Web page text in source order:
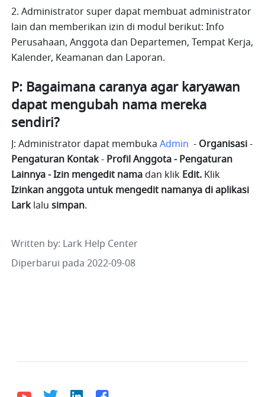
2. Administrator super dapat membuat administrator
lain dan memberikan izin di modul berikut: Info
Perusahaan, Anggota dan Departemen, Tempat Kerja,
Kalender, Keamanan dan Laporan.
P: Bagaimana caranya agar karyawan
dapat mengubah nama mereka
sendiri?
J: Administrator dapat membuka Admin - Organisasi
Pengaturan Kontak - Profil Anggota - Pengaturan
Lainnya - Izin mengedit nama dan klik Edit.
Izinkan anggota untuk mengedit namanya di aplikasi
Lark lalu simpan.
Written by: Lark Help Center
Diperbarui pada 2022-09-08